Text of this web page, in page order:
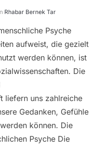
Rhabar Bernek Tar
Psyche
aufweist, die gezielt
werden können, ist
Die
liefern uns zahlreiche
Gedanken, Gefühle
können. Die
Psyche Die